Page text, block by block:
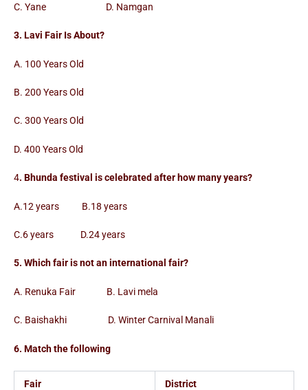
C. Yane D. Namgan
3. Lavi Fair Is About?
A. 100 Years Old
B. 200 Years Old
C. 300 Years Old
D. 400 Years Old
4. Bhunda festival is celebrated after how many years?
A.12 years B.18 years
C.6 years D.24 years
5. Which fair is not an international fair?
A. Renuka Fair B. Lavi mela
C. Baishakhi D. Winter Carnival Manali
6. Match the following
Fair District